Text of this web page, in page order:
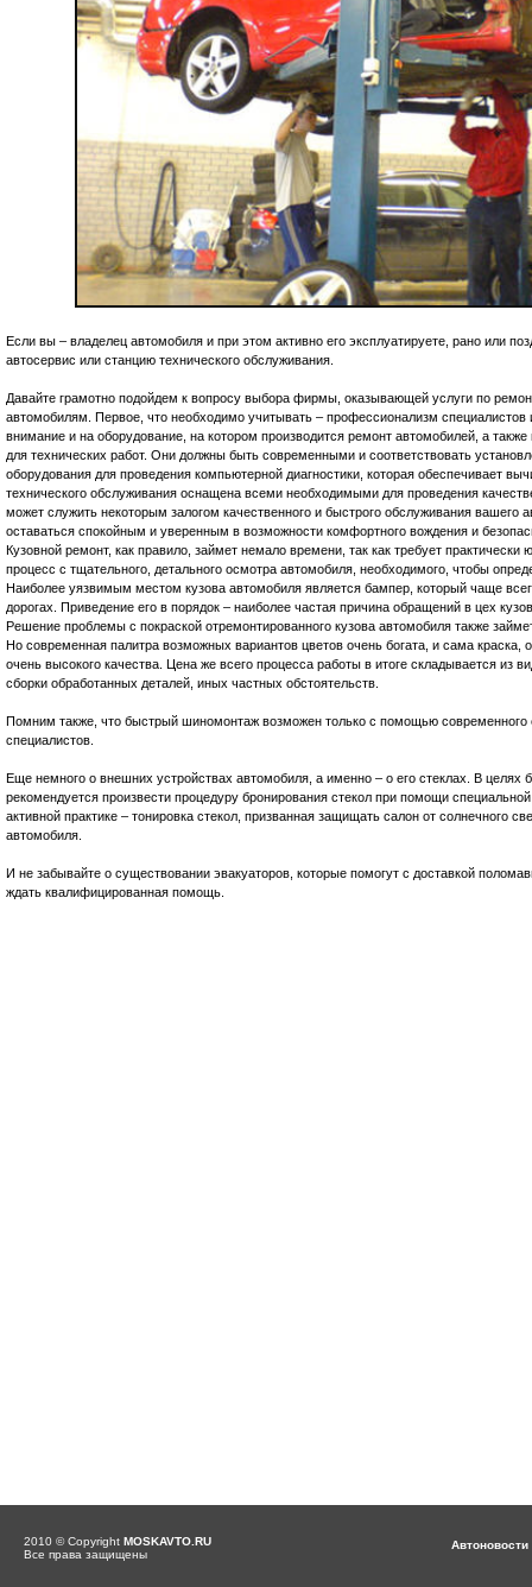
Если вы – владелец автомобиля и при этом активно его эксплуатируете, рано или
автосервис или станцию технического обслуживания.
Давайте грамотно подойдем к вопросу выбора фирмы, оказывающей услуги по
автомобилям. Первое, что необходимо учитывать – профессионализм специалистов
внимание и на оборудование, на котором производится ремонт автомобилей, а
для технических работ. Они должны быть современными и соответствовать
оборудования для проведения компьютерной диагностики, которая обеспечивает
технического обслуживания оснащена всеми необходимыми для проведения
может служить некоторым залогом качественного и быстрого обслуживания вашего
оставаться спокойным и уверенным в возможности комфортного вождения и
Кузовной ремонт, как правило, займет немало времени, так как требует
процесс с тщательного, детального осмотра автомобиля, необходимого, чтобы
Наиболее уязвимым местом кузова автомобиля является бампер, который чаще
дорогах. Приведение его в порядок – наиболее частая причина обращений в цех
Решение проблемы с покраской отремонтированного кузова автомобиля также
Но современная палитра возможных вариантов цветов очень богата, и сама краска,
очень высокого качества. Цена же всего процесса работы в итоге складывается из
сборки обработанных деталей, иных частных обстоятельств.
Помним также, что быстрый шиномонтаж возможен только с помощью современного
специалистов.
Еще немного о внешних устройствах автомобиля, а именно – о его стеклах. В целях
рекомендуется произвести процедуру бронирования стекол при помощи
активной практике – тонировка стекол, призванная защищать салон от солнечного
автомобиля.
И не забывайте о существовании эвакуаторов, которые помогут с доставкой
ждать квалифицированная помощь.
2010 © Copyright MOSKAVTO.RU
Все права защищены
Автоновости